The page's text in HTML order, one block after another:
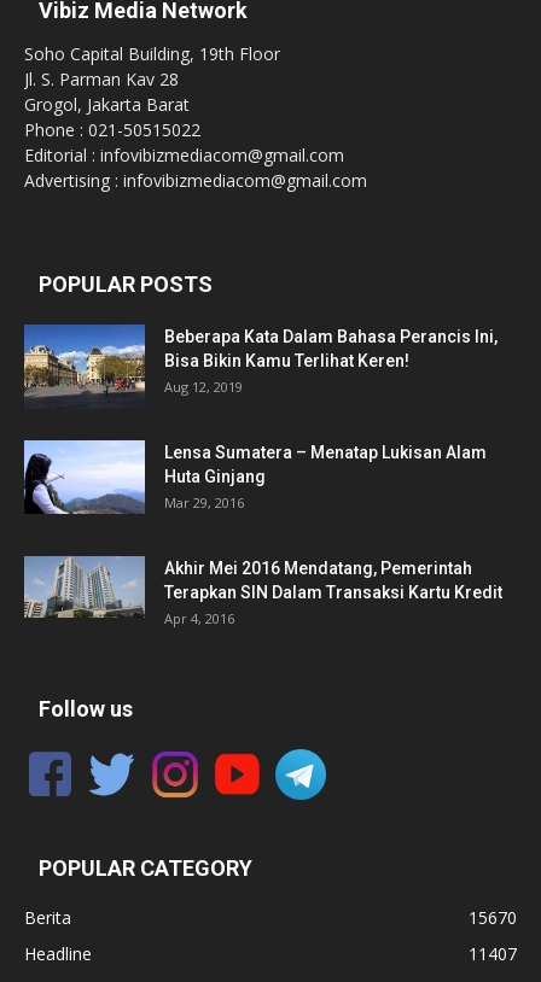
Vibiz Media Network
Soho Capital Building, 19th Floor
Jl. S. Parman Kav 28
Grogol, Jakarta Barat
Phone : 021-50515022
Editorial : infovibizmediacom@gmail.com
Advertising : infovibizmediacom@gmail.com
POPULAR POSTS
Beberapa Kata Dalam Bahasa Perancis Ini,
Bisa Bikin Kamu Terlihat Keren!
Aug 12, 2019
Lensa Sumatera – Menatap Lukisan Alam
Huta Ginjang
Mar 29, 2016
Akhir Mei 2016 Mendatang, Pemerintah
Terapkan SIN Dalam Transaksi Kartu Kredit
Apr 4, 2016
Follow us
POPULAR CATEGORY
Berita
15670
Headline
11407